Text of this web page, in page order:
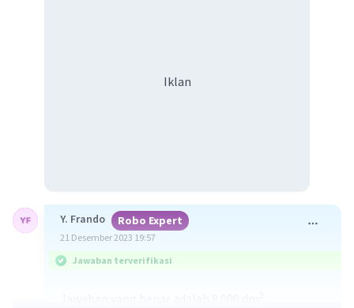
Iklan
Y. Frando Robo Expert
21 Desember 2023 19:57
Jawaban terverifikasi